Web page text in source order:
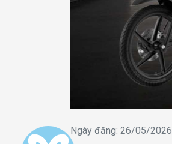
Ngày đăng: 26/05/2026